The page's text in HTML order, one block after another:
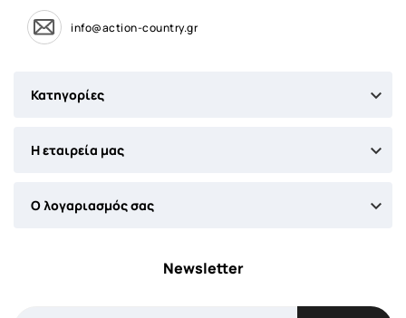
info@action-country.gr
Κατηγορίες 
Η εταιρεία μας 
Ο λογαριασμός σας 
Newsletter